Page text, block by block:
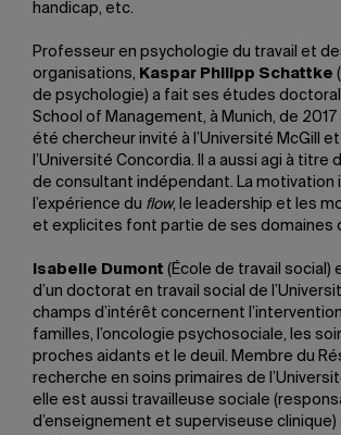
handicap, etc.
Professeur en psychologie du travail et
organisations, Kaspar Philipp Schattke
de psychologie) a fait ses études
School of Management, à Munich, de 2017
été chercheur invité à l’Université McGill
l’Université Concordia. Il a aussi agi à
de consultant indépendant. La motivation
l’expérience du flow, le leadership et les
et explicites font partie de ses domaines
Isabelle Dumont (École de travail
d’un doctorat en travail social de
champs d’intérêt concernent
familles, l’oncologie psychosociale, les
proches aidants et le deuil. Membre du
recherche en soins primaires de
elle est aussi travailleuse sociale
d’enseignement et superviseuse clinique)